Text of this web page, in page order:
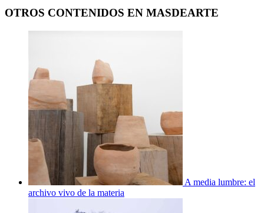
OTROS CONTENIDOS EN MASDEARTE
A media lumbre: el
archivo vivo de la materia